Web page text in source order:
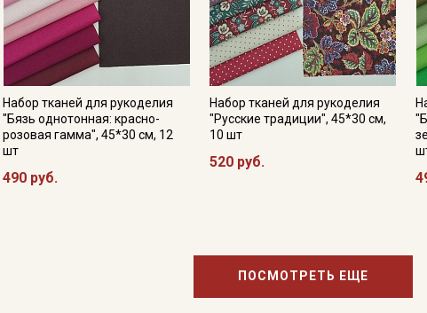
Набор тканей для рукоделия
"Бязь однотонная: красно-
розовая гамма", 45*30 см, 12
шт
490 руб.
Набор тканей для рукоделия
"Русские традиции", 45*30 см,
10 шт
520 руб.
ПОСМОТРЕТЬ ЕЩЕ
Секретная рассылка
Купава
Мы публикуем здесь
промокоды и скидки до 30% на
категории тканей